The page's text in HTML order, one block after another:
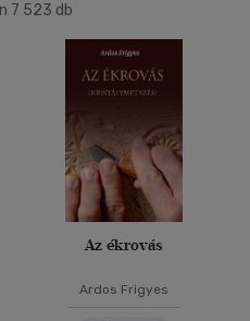
7 523 db
Az ékrovás
Ardos Frigyes